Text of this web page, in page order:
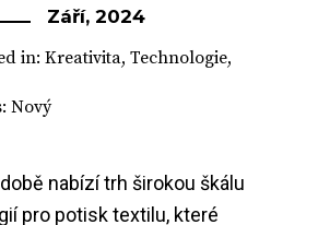
Září, 2024
in: Kreativita, Technologie,
Nový
nabízí trh širokou škálu
pro potisk textilu, které